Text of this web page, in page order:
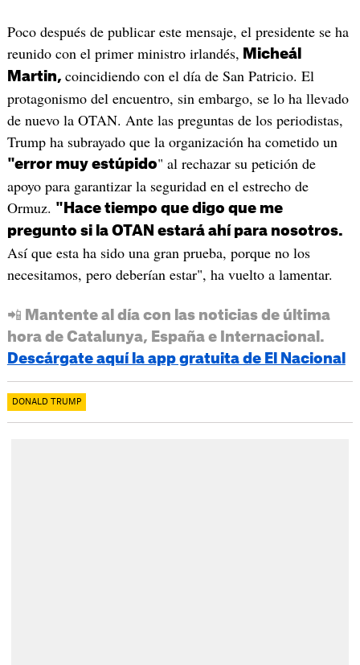
Poco después de publicar este mensaje, el presidente se ha
reunido con el primer ministro irlandés, Micheál
Martin, coincidiendo con el día de San Patricio. El
protagonismo del encuentro, sin embargo, se lo ha llevado
de nuevo la OTAN. Ante las preguntas de los periodistas,
Trump ha subrayado que la organización ha cometido un
"error muy estúpido" al rechazar su petición de
apoyo para garantizar la seguridad en el estrecho de
Ormuz. "Hace tiempo que digo que me
pregunto si la OTAN estará ahí para nosotros.
Así que esta ha sido una gran prueba, porque no los
necesitamos, pero deberían estar", ha vuelto a lamentar.
📲 Mantente al día con las noticias de última
hora de Catalunya, España e Internacional.
Descárgate aquí la app gratuita de El Nacional
DONALD TRUMP